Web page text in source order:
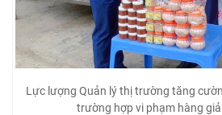
Lực lượng Quản lý thị trường tăng
trường hợp vi phạm hàng